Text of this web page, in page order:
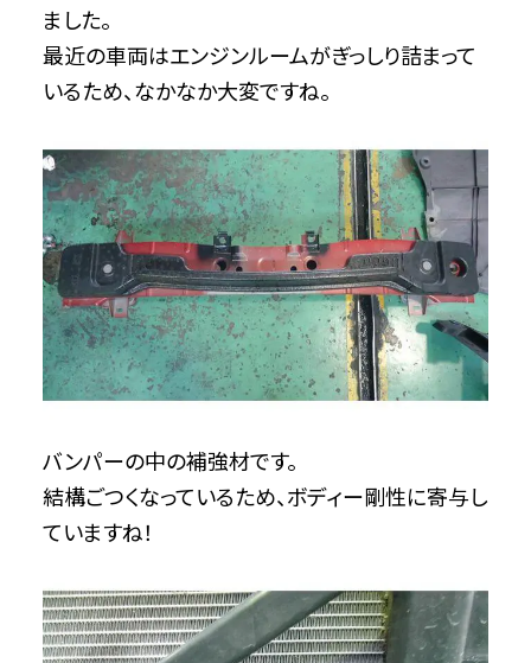
ました。
最近の車両はエンジンルームがぎっしり詰まって
いるため、なかなか大変ですね。
バンパーの中の補強材です。
結構ごつくなっているため、ボディー剛性に寄与し
ていますね！